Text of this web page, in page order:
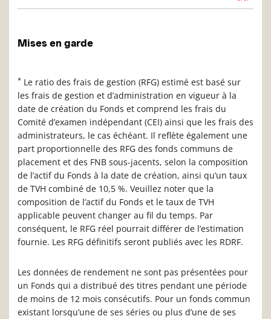
Mises en garde
* Le ratio des frais de gestion (RFG) estimé est basé sur
les frais de gestion et d’administration en vigueur à la
date de création du Fonds et comprend les frais du
Comité d’examen indépendant (CEI) ainsi que les frais des
administrateurs, le cas échéant. Il reflète également une
part proportionnelle des RFG des fonds communs de
placement et des FNB sous-jacents, selon la composition
de l’actif du Fonds à la date de création, ainsi qu’un taux
de TVH combiné de 10,5 %. Veuillez noter que la
composition de l’actif du Fonds et le taux de TVH
applicable peuvent changer au fil du temps. Par
conséquent, le RFG réel pourrait différer de l’estimation
fournie. Les RFG définitifs seront publiés avec les RDRF.
Les données de rendement ne sont pas présentées pour
un Fonds qui a distribué des titres pendant une période
de moins de 12 mois consécutifs. Pour un fonds commun
existant lorsqu’une de ses séries ou plus d’une de ses